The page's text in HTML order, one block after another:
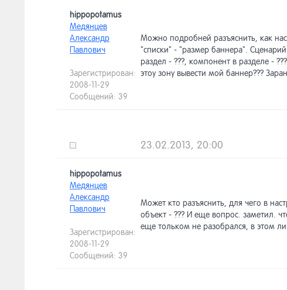
hippopotamus
Медянцев
Александр
Павлович
Зарегистрирован:
2008-11-29
Сообщений: 39
Можно подробней разъяснить, как
"списки" - "размер баннера". Сценарий
раздел - ???, компонент в разделе -
этоу зону вывести мой баннер???
23.02.2013, 20:00
hippopotamus
Медянцев
Александр
Павлович
Зарегистрирован:
2008-11-29
Сообщений: 39
Может кто разъяснить, для чего в
объект - ??? И еще вопрос. заметил.
еще тольком не разобрался, в этом